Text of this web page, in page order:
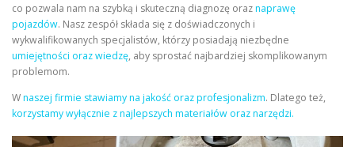
co pozwala nam na szybką i skuteczną diagnozę oraznaprawę
pojazdów. Nasz zespół składa się z doświadczonych i
wykwalifikowanych specjalistów, którzy posiadają niezbędne
umiejętności oraz wiedzę, aby sprostać najbardziej skomplikowanym
problemom.
Wnaszej firmie stawiamy na jakość oraz profesjonalizm. Dlatego też,
korzystamy wyłącznie z najlepszych materiałów oraz narzędzi.